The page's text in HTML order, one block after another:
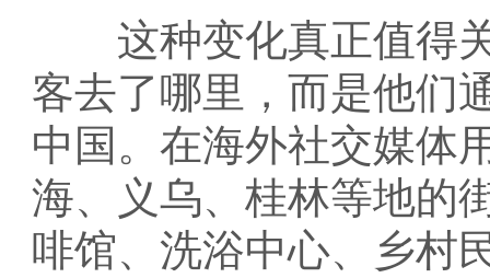
这种变化真正值得关
客去了哪里，而是他们
中国。在海外社交媒体
海、义乌、桂林等地的
啡馆、洗浴中心、乡村